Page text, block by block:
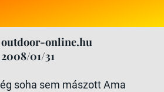
outdoor-online.hu
2008/01/31
soha sem mászott Ama